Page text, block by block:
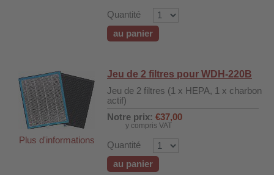
Quantité
au panier
Plus d'informations
Jeu de 2 filtres pour WDH-220B
Jeu de 2 filtres (1 x HEPA, 1 x charbon
actif)
Notre prix: €37,00
y compris VAT
Quantité
au panier